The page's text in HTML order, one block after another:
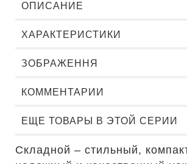
ОПИСАНИЕ
ХАРАКТЕРИСТИКИ
ЗОБРАЖЕННЯ
КОММЕНТАРИИ
ЕЩЕ ТОВАРЫ В ЭТОЙ СЕРИИ
Складной – стильный,